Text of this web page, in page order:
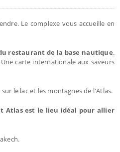
Le complexe vous accueille en
restaurant de la base nautique.
Une carte internationale aux saveurs
le lac et les montagnes de l'Atlas.
Atlas est le lieu idéal pour allier